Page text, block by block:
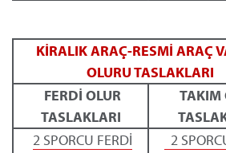
KİRALIK ARAÇ-RESMİ ARAÇ
OLURU TASLAKLARI
FERDİ OLUR
TASLAKLARI
TAKIM
2 SPORCU FERDİ
2